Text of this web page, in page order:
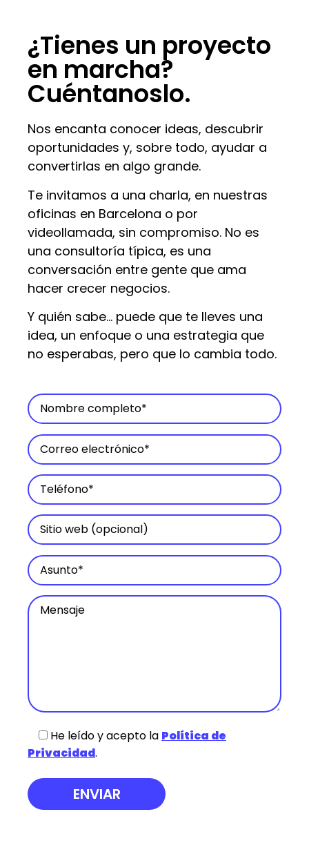
¿Tienes un proyecto
en marcha?
Cuéntanoslo.
Nos encanta conocer ideas, descubrir
oportunidades y, sobre todo, ayudar a
convertirlas en algo grande.
Te invitamos a una charla, en nuestras
oficinas en Barcelona o por
videollamada, sin compromiso. No es
una consultoría típica, es una
conversación entre gente que ama
hacer crecer negocios.
Y quién sabe… puede que te lleves una
idea, un enfoque o una estrategia que
no esperabas, pero que lo cambia todo.
He leído y acepto la Política de
Privacidad.